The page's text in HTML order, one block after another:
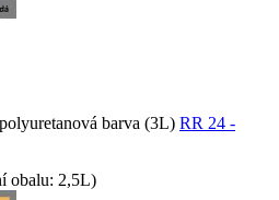
barva (3L) RR 24 -
obalu: 2,5L)